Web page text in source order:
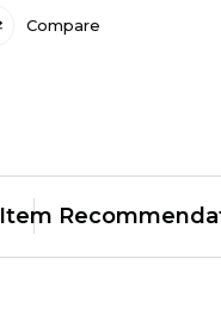
Compare
Item